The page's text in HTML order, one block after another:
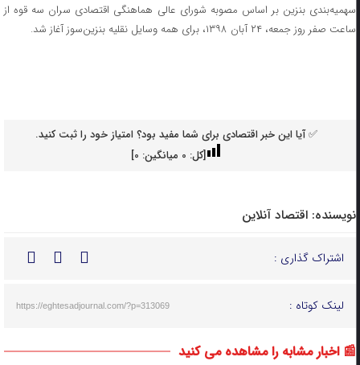
سهمیه‌بندی بنزین بر اساس مصوبه شورای عالی هماهنگی اقتصادی سران سه قوه از
ساعت صفر روز جمعه، ۲۴ آبان ۱۳۹۸، برای همه وسایل نقلیه بنزین‌سوز آغاز شد.
✅ آیا این خبر اقتصادی برای شما مفید بود؟ امتیاز خود را ثبت کنید.
[کل: 0میانگین: 0
]
نویسنده: اقتصاد آنلاین
اشتراک گذاری :
لینک کوتاه : https://eghtesadjournal.com/?p=313069
📰 اخبار مشابه را مشاهده می کنید